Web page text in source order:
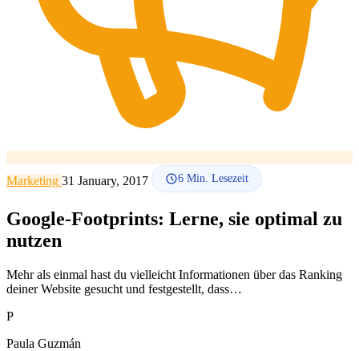
🇪🇸 ES
🇬🇧 EN 🇫🇷 FR 🇩🇪 DE
Marketing 31 January, 2017 6 Min. Lesezeit
Google-Footprints: Lerne, sie optimal zu
nutzen
Mehr als einmal hast du vielleicht Informationen über das Ranking
deiner Website gesucht und festgestellt, dass…
P
Paula Guzmán